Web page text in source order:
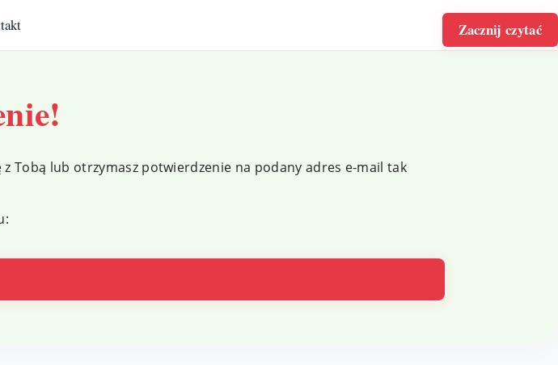
Zacznij czytać
Tobą lub otrzymasz potwierdzenie na podany adres e-mail tak